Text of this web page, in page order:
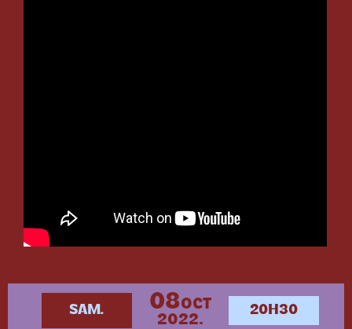
SAM. 08OCT
2022.
20H30